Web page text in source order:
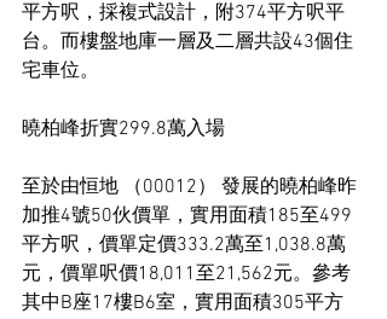
平方呎，採複式設計，附374平方呎平
台。而樓盤地庫一層及二層共設43個住
宅車位。
曉柏峰折實299.8萬入場
至於由恒地 （00012） 發展的曉柏峰昨
加推4號50伙價單，實用面積185至499
平方呎，價單定價333.2萬至1,038.8萬
元，價單呎價18,011至21,562元。參考
其中B座17樓B6室，實用面積305平方